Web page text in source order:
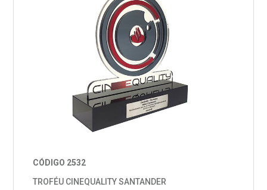
CÓDIGO 2532
TROFÉU CINEQUALITY SANTANDER